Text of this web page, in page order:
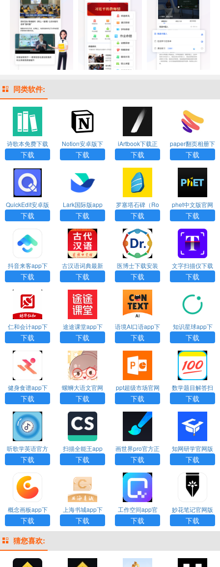
同类软件:
诗歌本免费下载
安装安卓手机版
下载
Notion安卓版下
载
下载
iArtbook下载正
版免费2024
下载
paper翻页相册下
载官方原版
下载
QuickEdit安卓版
下载
下载
Lark国际版app
下载
下载
罗塞塔石碑（Ro
setta Stone）ap
p免费版
下载
phet中文版官网
版下载
下载
抖音来客app下
载
下载
古汉语词典最新
版本
下载
医博士下载安装
下载
文字扫描仪下载
下载
仁和会计app下
载最新版
下载
途途课堂app下
载官网版
下载
语境AI口语app下
载
下载
知识星球app下
载安装
下载
健身食谱app下
载
下载
螺蛳大语文官网
版下载
下载
ppt超级市场官网
版
下载
数学题目解答扫
一扫免费软件
下载
听歌学英语官方
版下载
下载
扫描全能王app
免费版下载
下载
画世界pro官方正
版下载
下载
知网研学官网版
入口手机版下载
安装
下载
概念画板app下
载最新版本
下载
上海书城app下
载
下载
工作空间app官
方版下载安装
下载
妙花笔记官网版
下载
猜您喜欢: